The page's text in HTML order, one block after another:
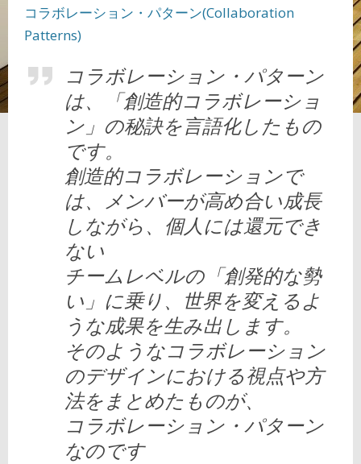
コラボレーション・パターン(Collaboration
Patterns)
コラボレーション・パターン
は、「創造的コラボレーショ
ン」の秘訣を言語化したもの
です。
創造的コラボレーションで
は、メンバーが高め合い成長
しながら、個人には還元でき
ない
チームレベルの「創発的な勢
い」に乗り、世界を変えるよ
うな成果を生み出します。
そのようなコラボレーション
のデザインにおける視点や方
法をまとめたものが、
コラボレーション・パターン
なのです